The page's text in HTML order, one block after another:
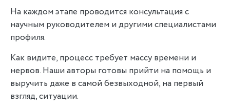
На каждом этапе проводится консультация с
научным руководителем и другими специалистами
профиля.
Как видите, процесс требует массу времени и
нервов. Наши авторы готовы прийти на помощь и
выручить даже в самой безвыходной, на первый
взгляд, ситуации.